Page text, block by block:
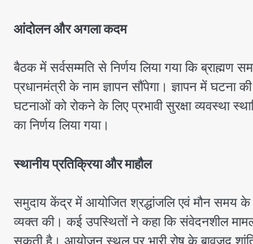
आंदोलन और अगला कदम
बैठक में सर्वसम्मति से निर्णय लिया गया कि ब्राह्मण
प्रधानमंत्री के नाम ज्ञापन सौंपेगा। ज्ञापन में घटना
घटनाओं को रोकने के लिए प्रभावी सुरक्षा व्यवस्था
का निर्णय लिया गया।
स्थानीय प्रतिक्रिया और माहौल
समुदाय केंद्र में आयोजित श्रद्धांजलि एवं मौन समय के
व्यक्त की। कई उपस्थितों ने कहा कि संवेदनशील मामलों